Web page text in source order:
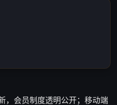
，会员制度透明公开；移动端